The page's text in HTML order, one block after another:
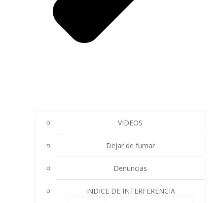
VIDEOS
Dejar de fumar
Denuncias
INDICE DE INTERFERENCIA